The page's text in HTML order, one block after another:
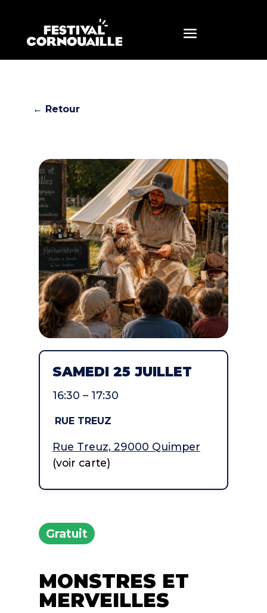
← Retour
SAMEDI 25 JUILLET
16:30 – 17:30
RUE TREUZ
Rue Treuz, 29000 Quimper
(voir carte)
Gratuit
MONSTRES ET
MERVEILLES